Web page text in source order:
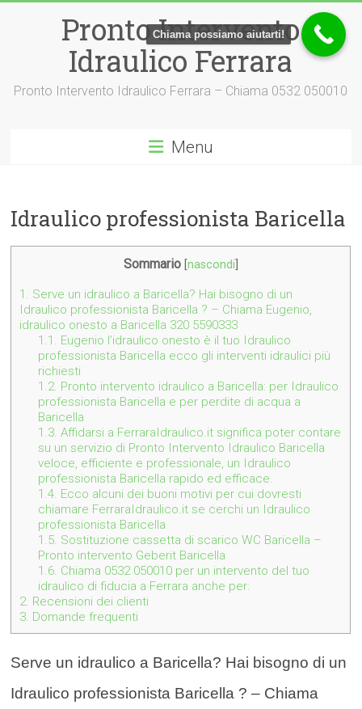
Pronto Intervento
Idraulico Ferrara
Pronto Intervento Idraulico Ferrara – Chiama 0532 050010
Menu
Idraulico professionista Baricella
Sommario nascondi
1. Serve un idraulico a Baricella? Hai bisogno di un
Idraulico professionista Baricella ? – Chiama Eugenio,
idraulico onesto a Baricella 320 5590333
1.1. Eugenio l’idraulico onesto è il tuo Idraulico
professionista Baricella ecco gli interventi idraulici più
richiesti
1.2. Pronto intervento idraulico a Baricella: per Idraulico
professionista Baricella e per perdite di acqua a
Baricella
1.3. Affidarsi a FerraraIdraulico.it significa poter contare
su un servizio di Pronto Intervento Idraulico Baricella
veloce, efficiente e professionale, un Idraulico
professionista Baricella rapido ed efficace.
1.4. Ecco alcuni dei buoni motivi per cui dovresti
chiamare FerraraIdraulico.it se cerchi un Idraulico
professionista Baricella
1.5. Sostituzione cassetta di scarico WC Baricella –
Pronto intervento Geberit Baricella
1.6. Chiama 0532 050010 per un intervento del tuo
idraulico di fiducia a Ferrara anche per:
2. Recensioni dei clienti
3. Domande frequenti
Serve un idraulico a Baricella? Hai bisogno di un
Idraulico professionista Baricella ? – Chiama
Chiama possiamo aiutarti!